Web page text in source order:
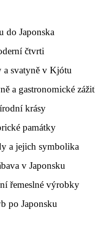
do Japonska
čtvrti
a svatyně v Kjótu
a gastronomické
krásy
památky
a jejich symbolika
v Japonsku
řemeslné výrobky
po Japonsku